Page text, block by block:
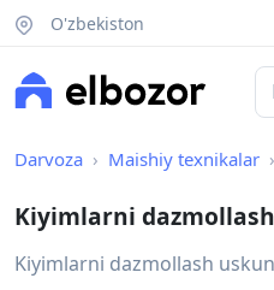
O'zbekiston
Darvoza Maishiy texnikalar
Kiyimlarni
Kiyimlarni dazmollash